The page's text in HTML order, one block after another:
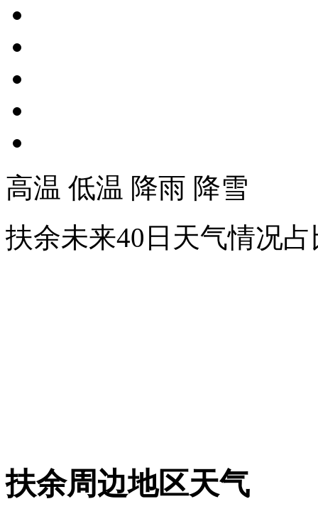
高温 低温 降雨 降雪
扶余未来40日天气情况占
扶余周边地区天气